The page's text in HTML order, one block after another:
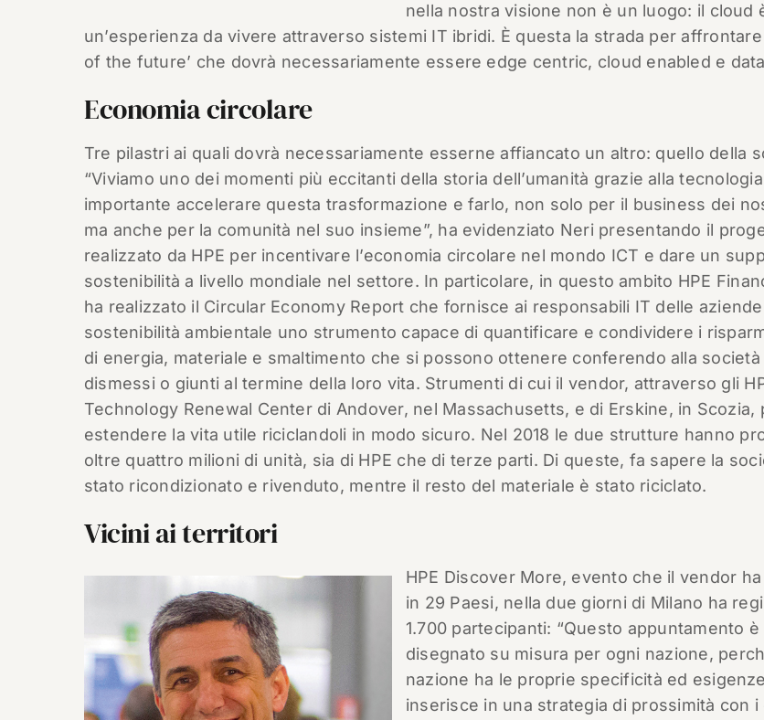
nella nostra visione non è un luogo: il cloud
un’esperienza da vivere attraverso sistemi IT ibridi. È questa la strada per affrontare
of the future’ che dovrà necessariamente essere edge centric, cloud enabled e
Economia circolare
Tre pilastri ai quali dovrà necessariamente esserne affiancato un altro: quello della
“Viviamo uno dei momenti più eccitanti della storia dell’umanità grazie alla
importante accelerare questa trasformazione e farlo, non solo per il business dei
ma anche per la comunità nel suo insieme”, ha evidenziato Neri presentando il
realizzato da HPE per incentivare l’economia circolare nel mondo ICT e dare un
sostenibilità a livello mondiale nel settore. In particolare, in questo ambito HPE
ha realizzato il Circular Economy Report che fornisce ai responsabili IT delle
sostenibilità ambientale uno strumento capace di quantificare e condividere i
di energia, materiale e smaltimento che si possono ottenere conferendo alla
dismessi o giunti al termine della loro vita. Strumenti di cui il vendor, attraverso gli
Technology Renewal Center di Andover, nel Massachusetts, e di Erskine, in Scozia,
estendere la vita utile riciclandoli in modo sicuro. Nel 2018 le due strutture hanno
oltre quattro milioni di unità, sia di HPE che di terze parti. Di queste, fa sapere la
stato ricondizionato e rivenduto, mentre il resto del materiale è stato riciclato.
Vicini ai territori
HPE Discover More, evento che il vendor
in 29 Paesi, nella due giorni di Milano ha
1.700 partecipanti: “Questo appuntamento è
disegnato su misura per ogni nazione,
nazione ha le proprie specificità ed
inserisce in una strategia di prossimità con i